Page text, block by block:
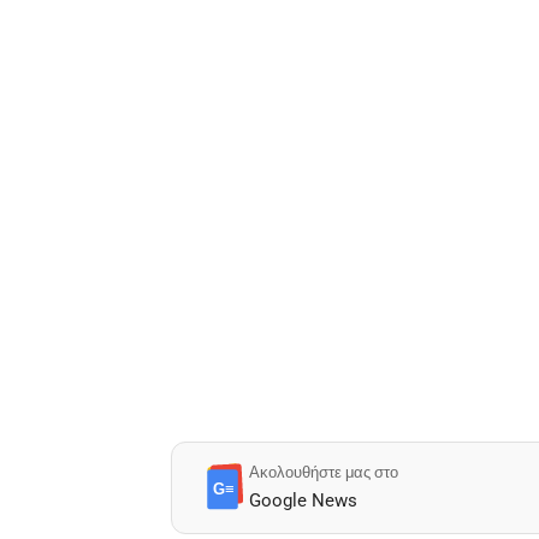
G≡
Ακολουθήστε μας στο
Google News